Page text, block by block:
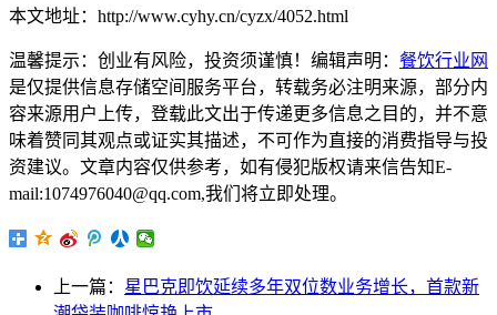
本文地址：http://www.cyhy.cn/cyzx/4052.html
温馨提示：创业有风险，投资须谨慎！编辑声明： 餐饮行业网
是仅提供信息存储空间服务平台，转载务必注明来源，部分内
容来源用户上传，登载此文出于传递更多信息之目的，并不意
味着赞同其观点或证实其描述，不可作为直接的消费指导与投
资建议。文章内容仅供参考，如有侵犯版权请来信告知E-
mail:1074976040@qq.com,我们将立即处理。
上一篇： 星巴克即饮延续多年双位数业务增长，首款新